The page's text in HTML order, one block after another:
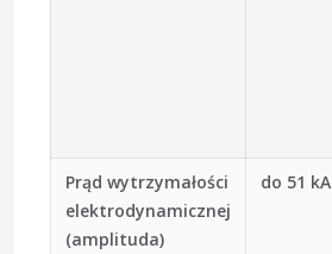
Prąd wytrzymałości
elektrodynamicznej
(amplituda)
do 51 kA